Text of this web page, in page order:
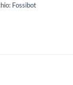
Fossibot